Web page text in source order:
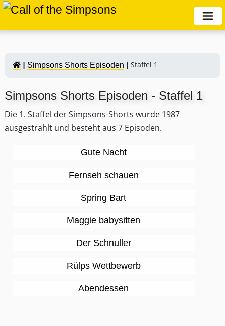
Simpsons Shorts Episoden Staffel 1
Simpsons Shorts Episoden - Staffel 1
Die 1. Staffel der Simpsons-Shorts wurde 1987
ausgestrahlt und besteht aus 7 Episoden.
Gute Nacht
Fernseh schauen
Spring Bart
Maggie babysitten
Der Schnuller
Rülps Wettbewerb
Abendessen